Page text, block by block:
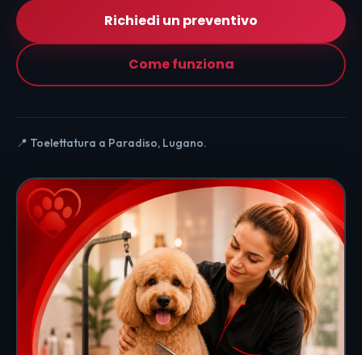
Richiedi un preventivo
Come funziona
📍 Toelettatura a Paradiso, Lugano.